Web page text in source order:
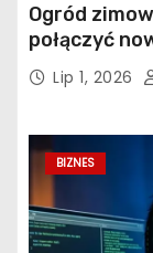
Ogród
połączyć
istniejącego
Lip 1, 2026
BIZNES